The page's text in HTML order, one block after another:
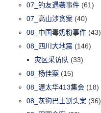
07_钓友遇袭事件 (61)
07_高山涉贪案 (40)
08_中国毒奶粉事件 (43)
08_四川大地震 (146)
灾区采访队 (33)
08_杨佳案 (15)
08_渥太华413集会 (18)
08_灰狗巴士割头案 (36)